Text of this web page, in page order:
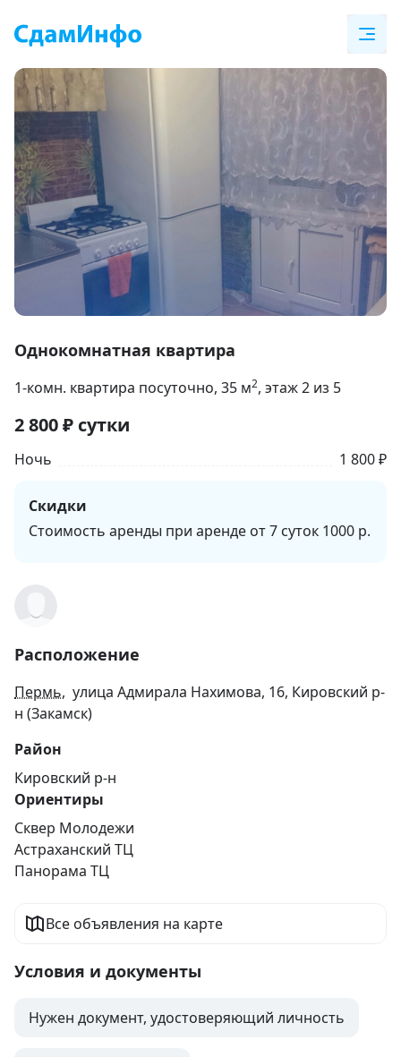
1
5
Однокомнатная квартира
1-комн. квартира посуточно, 35 м2, этаж 2 из 5
2 800₽ сутки
Ночь 1 800 ₽
Скидки
Стоимость аренды при аренде от 7 суток 1000 р.
Расположение
Пермь, улица Адмирала Нахимова, 16, Кировский р-
н (Закамск)
Район
Кировский р-н
Ориентиры
Сквер Молодежи
Астраханский ТЦ
Панорама ТЦ
Все объявления на карте
Условия и документы
Нужен документ, удостоверяющий личность